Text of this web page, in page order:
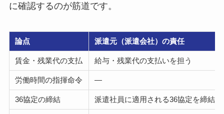
に確認するのが筋道です。
論点 派遣元（派遣会社）の責任
賃金・残業代の支払 給与・残業代の支払いを担う
労働時間の指揮命令 —
36協定の締結 派遣社員に適用される36協定を締結